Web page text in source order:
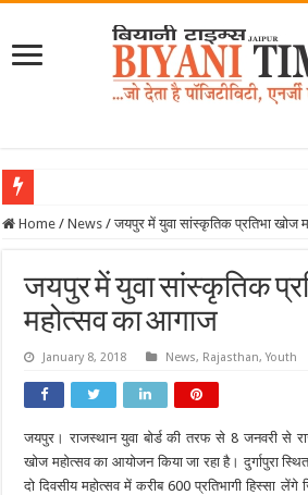
साकुरा साइंस प्रोग्राम-2026 के तहत जापान रवाना हुई
Home / News / जयपुर में युवा सांस्कृतिक प्रतिभा खोज
जयपुर में युवा सांस्कृतिक
महोत्सव का आगाज
January 8, 2018 News, Rajasthan,Youth
जयपुर। राजस्थान युवा बोर्ड की तरफ से 8 जनवरी से
खोज महोत्सव का आयोजन किया जा रहा है। दुर्गापुरा
दो दिवसीय महोत्सव में करीब 600 प्रतिभागी हिस्सा